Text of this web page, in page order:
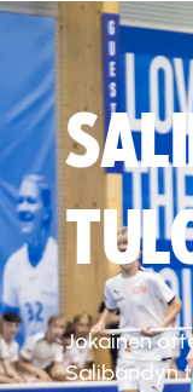
Jokainen
Salibandyn